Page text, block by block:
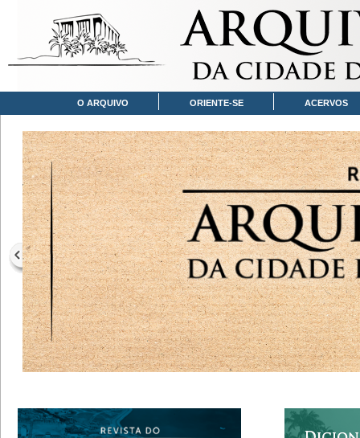
O ARQUIVO ORIENTE-SE ACERVOS